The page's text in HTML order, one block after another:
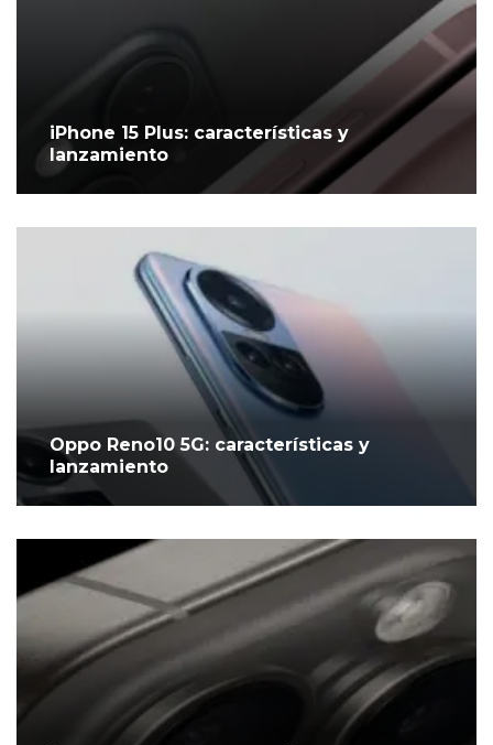
iPhone 15 Plus: características y
lanzamiento
Oppo Reno10 5G: características y
lanzamiento